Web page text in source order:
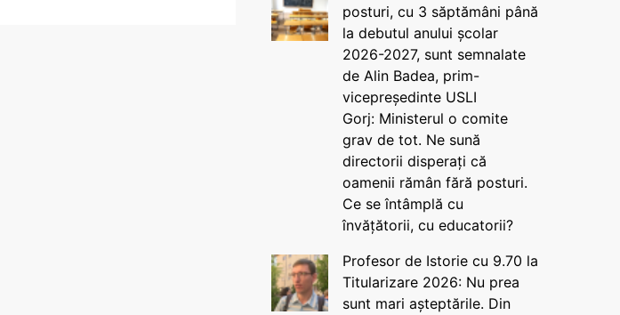
posturi, cu 3 săptămâni până
la debutul anului școlar
2026-2027, sunt semnalate
de Alin Badea, prim-
vicepreședinte USLI
Gorj: Ministerul o comite
grav de tot. Ne sună
directorii disperați că
oamenii rămân fără posturi.
Ce se întâmplă cu
învățătorii, cu educatorii?
Profesor de Istorie cu 9.70 la
Titularizare 2026: Nu prea
sunt mari așteptările. Din